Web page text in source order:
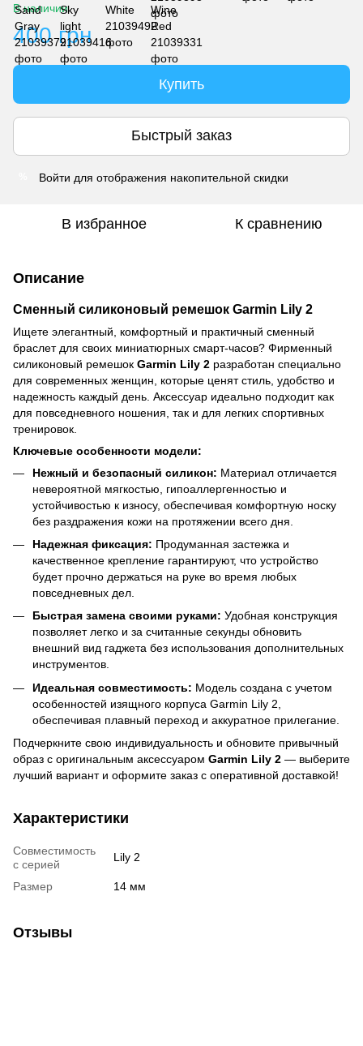
В наличии
400 грн
Купить
Быстрый заказ
Войти для отображения накопительной скидки
В избранное К сравнению
Описание
Сменный силиконовый ремешок Garmin Lily 2
Ищете элегантный, комфортный и практичный сменный
браслет для своих миниатюрных смарт-часов? Фирменный
силиконовый ремешок Garmin Lily 2 разработан специально
для современных женщин, которые ценят стиль, удобство и
надежность каждый день. Аксессуар идеально подходит как
для повседневного ношения, так и для легких спортивных
тренировок.
Ключевые особенности модели:
Нежный и безопасный силикон: Материал отличается
невероятной мягкостью, гипоаллергенностью и
устойчивостью к износу, обеспечивая комфортную носку
без раздражения кожи на протяжении всего дня.
Надежная фиксация: Продуманная застежка и
качественное крепление гарантируют, что устройство
будет прочно держаться на руке во время любых
повседневных дел.
Быстрая замена своими руками: Удобная конструкция
позволяет легко и за считанные секунды обновить
внешний вид гаджета без использования дополнительных
инструментов.
Идеальная совместимость: Модель создана с учетом
особенностей изящного корпуса Garmin Lily 2,
обеспечивая плавный переход и аккуратное прилегание.
Подчеркните свою индивидуальность и обновите привычный
образ с оригинальным аксессуаром Garmin Lily 2 — выберите
лучший вариант и оформите заказ с оперативной доставкой!
Характеристики
Совместимость
с серией
Lily 2
Размер 14 мм
Отзывы